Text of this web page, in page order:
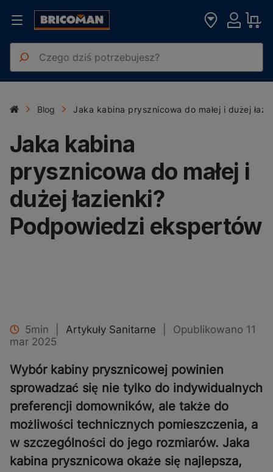
Blog Jaka kabina prysznicowa do małej i dużej
Jaka kabina
prysznicowa do małej i
dużej łazienki?
Podpowiedzi ekspertów
5min Artykuły Sanitarne
Opublikowano 11
mar 2025
Wybór kabiny prysznicowej powinien
sprowadzać się nie tylko do indywidualnych
preferencji domowników, ale także do
możliwości technicznych pomieszczenia, a
w szczególności do jego rozmiarów. Jaka
kabina prysznicowa okaże się najlepsza,